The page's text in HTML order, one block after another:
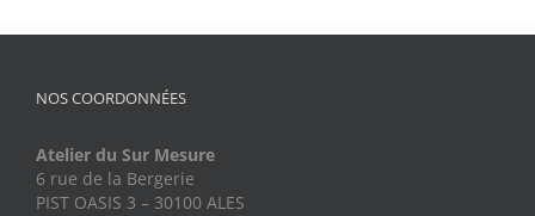
NOS COORDONNÉES
Atelier du Sur Mesure
6 rue de la Bergerie
PIST OASIS 3 – 30100 ALES